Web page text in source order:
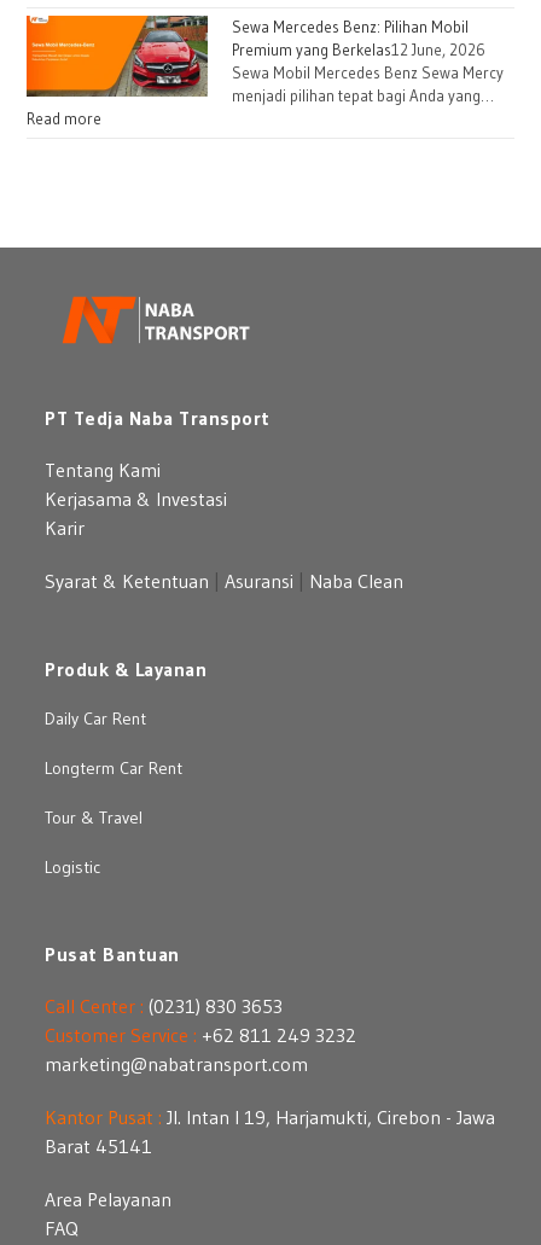
Sewa Mercedes Benz: Pilihan Mobil
Premium yang Berkelas12 June, 2026
Sewa Mobil Mercedes Benz Sewa Mercy
menjadi pilihan tepat bagi Anda yang…
Read more
PT Tedja Naba Transport
Tentang Kami
Kerjasama & Investasi
Karir
Syarat & Ketentuan |Asuransi Naba Clean
Produk & Layanan
Daily Car Rent
Longterm Car Rent
Tour & Travel
Logistic
Pusat Bantuan
Call Center : (0231) 830 3653
Customer Service : +62 811 249 3232
marketing@nabatransport.com
Kantor Pusat : Jl. Intan I 19, Harjamukti, Cirebon - Jawa
Barat 45141
Area Pelayanan
FAQ